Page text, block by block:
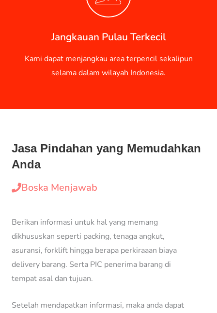
Jangkauan Pulau Terkecil
Kami dapat menjangkau area terpencil sekalipun
selama dalam wilayah Indonesia.
Jasa Pindahan yang Memudahkan
Anda
Boska Menjawab
Berikan informasi untuk hal yang memang
dikhususkan seperti packing, tenaga angkut,
asuransi, forklift hingga berapa perkiraaan biaya
delivery barang. Serta PIC penerima barang di
tempat asal dan tujuan.
Setelah mendapatkan informasi, maka anda dapat